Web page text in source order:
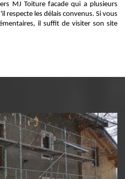
MJ Toiture facade qui a plusieurs
respecte les délais convenus. Si vous
il suffit de visiter son site